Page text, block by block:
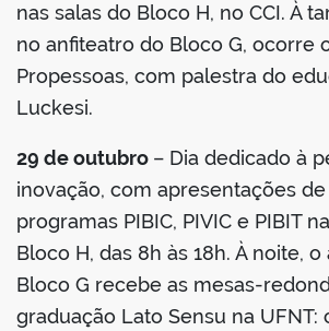
nas salas do Bloco H, no CCI. À
no anfiteatro do Bloco G, ocorre
Propessoas, com palestra do
Luckesi.
29 de outubro – Dia dedicado à
inovação, com apresentações
programas PIBIC, PIVIC e PIBIT
Bloco H, das 8h às 18h. À noite,
Bloco G recebe as mesas-
graduação Lato Sensu na UFNT: